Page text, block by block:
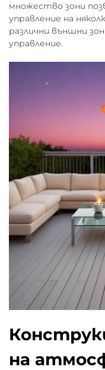
множество зони
управление на
различни външни
управление.
на